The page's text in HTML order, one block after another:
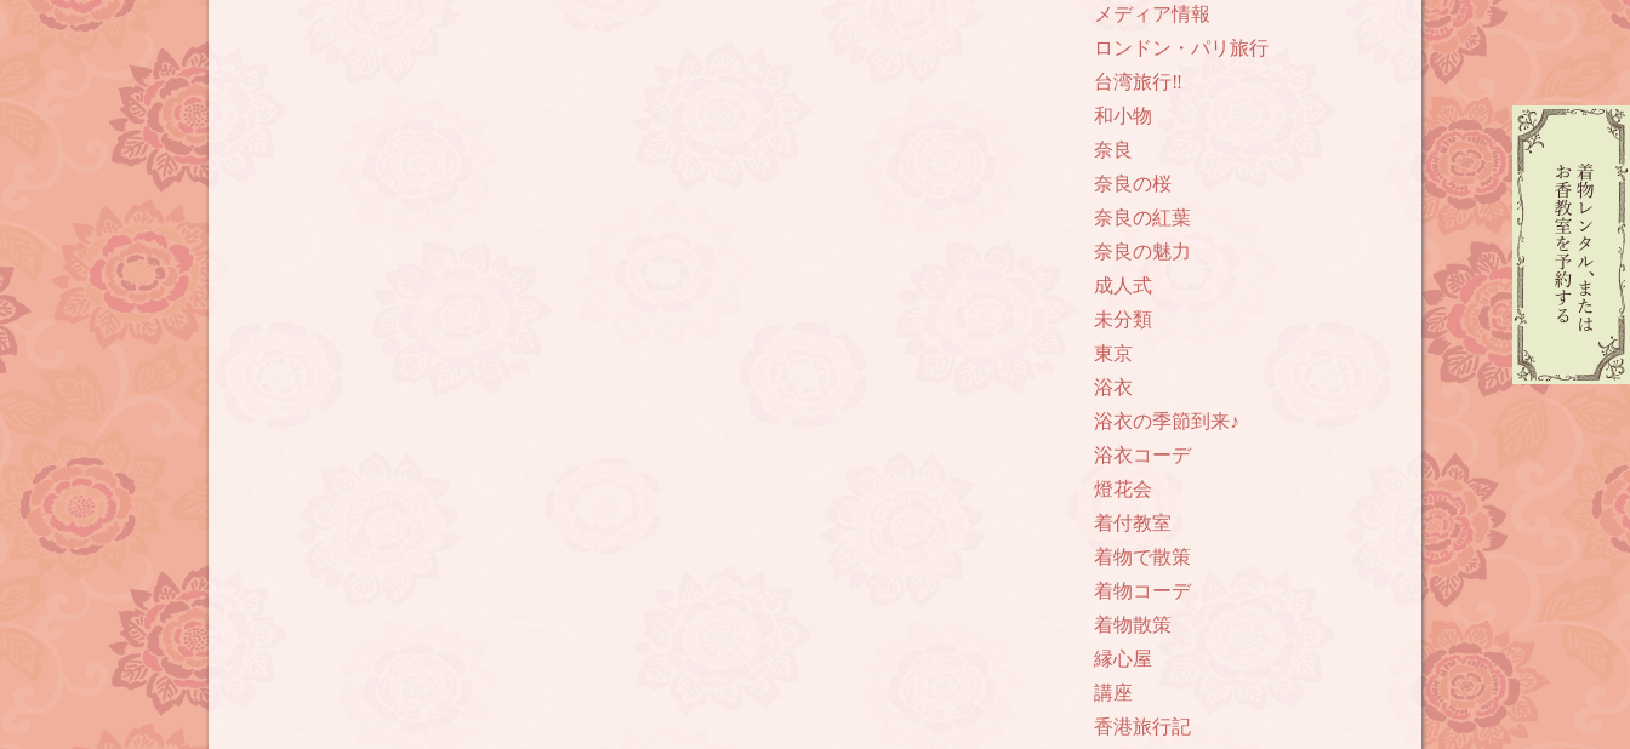
メディア情報
ロンドン・パリ旅行
台湾旅行‼︎
和小物
奈良
奈良の桜
奈良の紅葉
奈良の魅力
成人式
未分類
東京
浴衣
浴衣の季節到来♪
浴衣コーデ
燈花会
着付教室
着物で散策
着物コーデ
着物散策
縁心屋
講座
香港旅行記